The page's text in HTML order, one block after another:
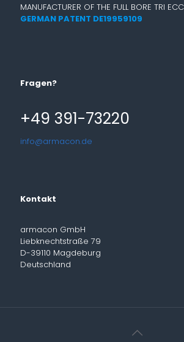
MANUFACTURER OF THE FULL BORE TRI
GERMAN PATENT DE19959109
Fragen?
+49 391-73220
info@armacon.de
Kontakt
armacon GmbH
Liebknechtstraße 79
D-39110 Magdeburg
Deutschland